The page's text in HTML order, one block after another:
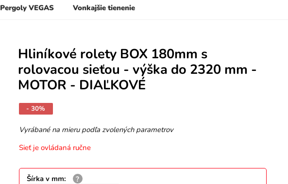
Pergoly VEGAS Vonkajšie tienenie
Hliníkové rolety BOX 180mm s
rolovacou sieťou - výška do 2320 mm -
MOTOR - DIAĽKOVÉ
- 30%
Vyrábané na mieru podľa zvolených parametrov
Sieť je ovládaná ručne
Šírka v mm: